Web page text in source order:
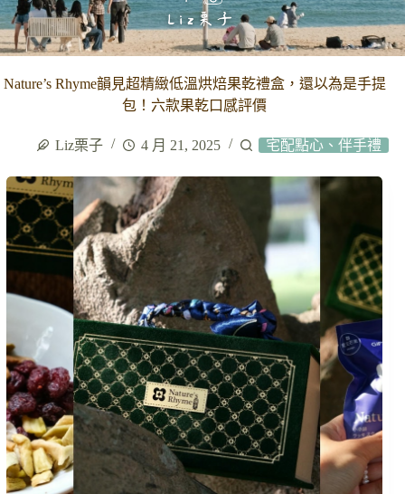
Nature’s Rhyme韻見超精緻低溫烘焙果乾禮盒，還以為是手提
包！六款果乾口感評價
Liz栗子 4 月 21, 2025 宅配點心、伴手禮